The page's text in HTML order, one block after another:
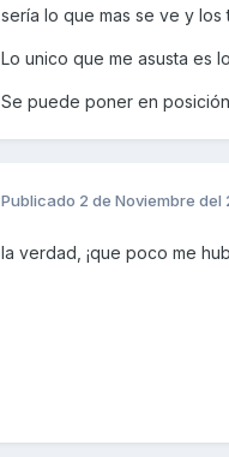
sería lo que mas se ve y los
Lo unico que me asusta es
Se puede poner en
Publicado 2 de Noviembre del
la verdad, ¡que poco me